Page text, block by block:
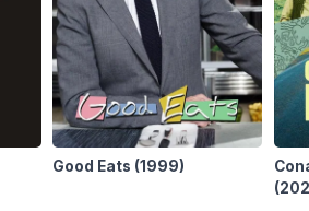
Good Eats (1999)